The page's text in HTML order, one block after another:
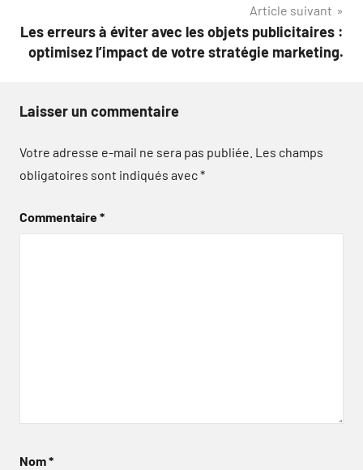
Article suivant
Les erreurs à éviter avec les objets publicitaires :
optimisez l’impact de votre stratégie marketing.
Laisser un commentaire
Votre adresse e-mail ne sera pas publiée. Les champs
obligatoires sont indiqués avec*
Commentaire*
Nom*